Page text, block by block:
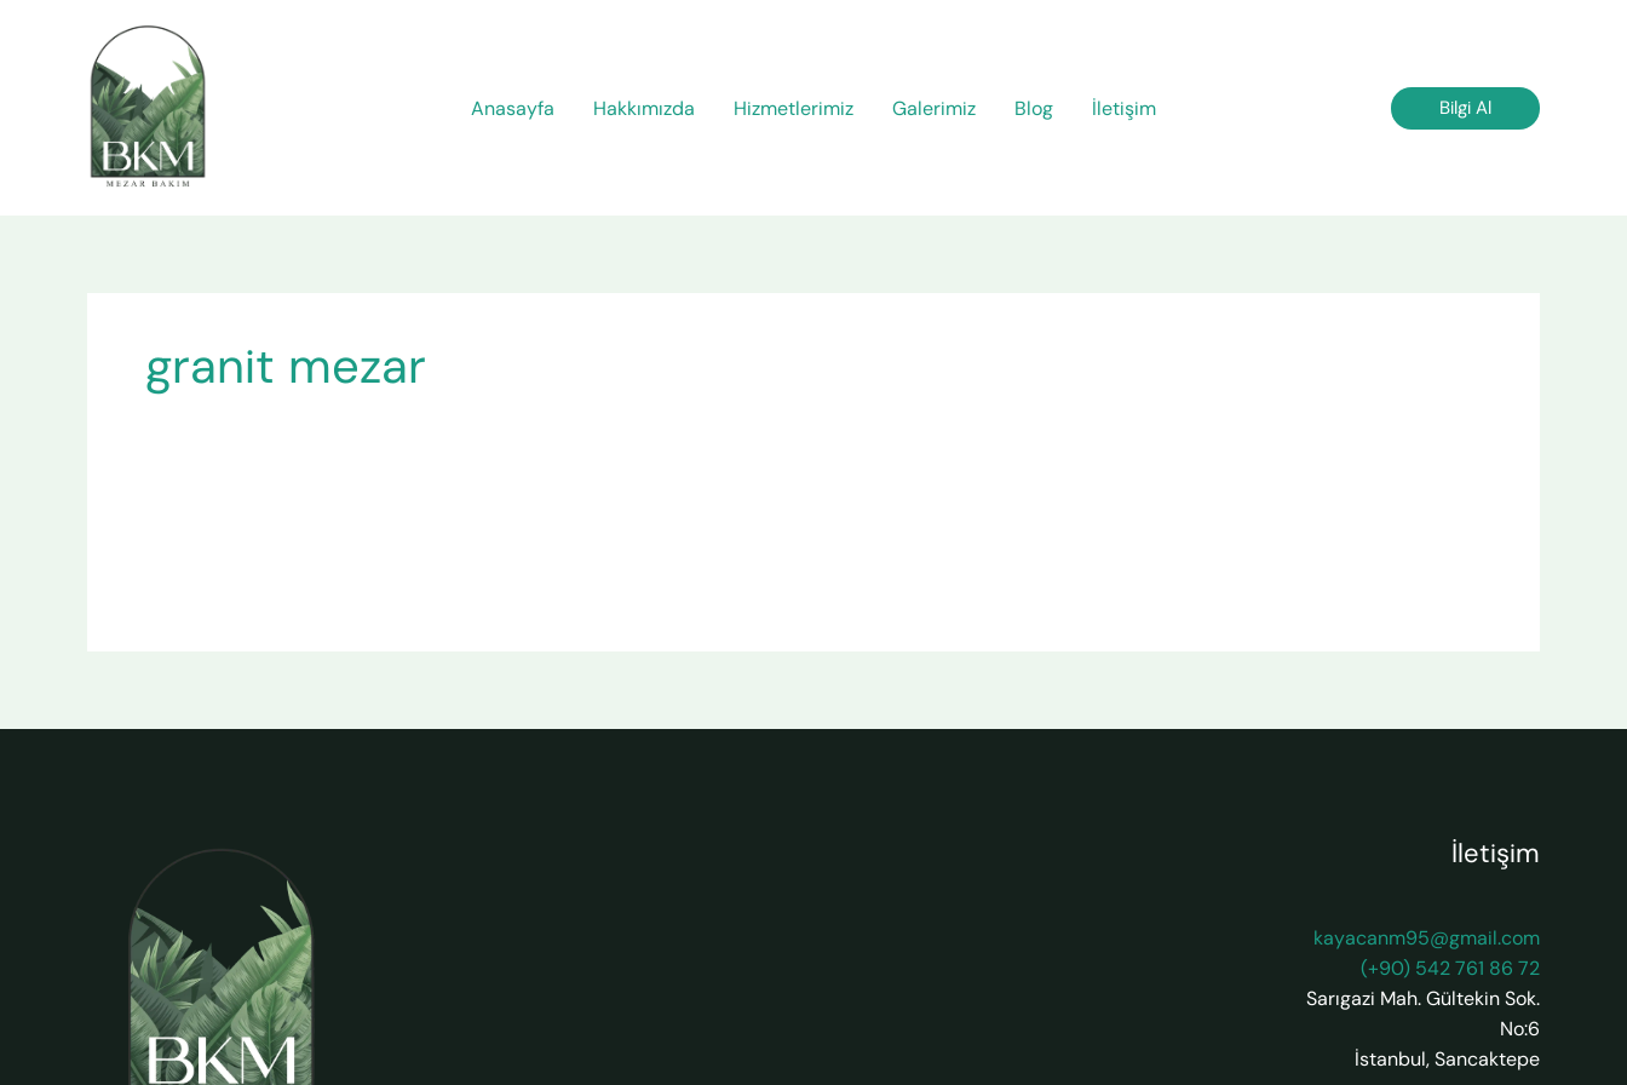
Anasayfa Hakkımızda Hizmetlerimiz Galerimiz Blog İletişim Bilgi Al
granit mezar
İletişim
kayacanm95@gmail.com
(+90) 542 761 86 72
Sarıgazi Mah. Gültekin Sok.
No:6
İstanbul,Sancaktepe